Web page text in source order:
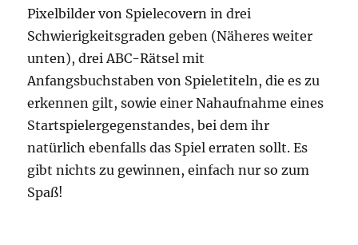
Pixelbilder von Spielecovern in drei
Schwierigkeitsgraden geben (Näheres weiter
unten), drei ABC-Rätsel mit
Anfangsbuchstaben von Spieletiteln, die es zu
erkennen gilt, sowie einer Nahaufnahme eines
Startspielergegenstandes, bei dem ihr
natürlich ebenfalls das Spiel erraten sollt. Es
gibt nichts zu gewinnen, einfach nur so zum
Spaß!